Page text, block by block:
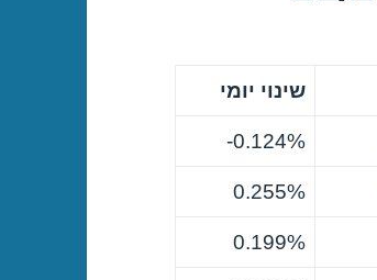
שינוי יומי
0.124%-
0.255%
0.199%